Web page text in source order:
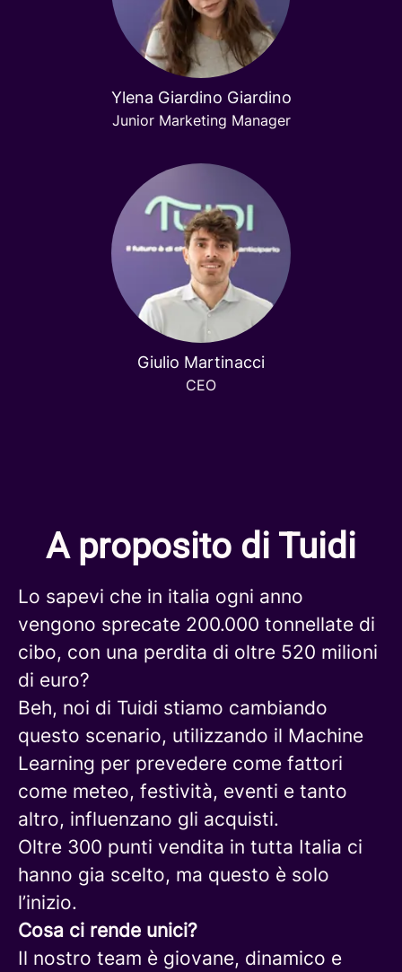
Ylena Giardino Giardino
Junior Marketing Manager
Giulio Martinacci
CEO
A proposito di Tuidi
Lo sapevi che in italia ogni anno
vengono sprecate 200.000 tonnellate di
cibo, con una perdita di oltre 520 milioni
di euro?
Beh, noi di Tuidi stiamo cambiando
questo scenario, utilizzando il Machine
Learning per prevedere come fattori
come meteo, festività, eventi e tanto
altro, influenzano gli acquisti.
Oltre 300 punti vendita in tutta Italia ci
hanno gia scelto, ma questo è solo
l’inizio.
Cosa ci rende unici?
Il nostro team è giovane, dinamico e